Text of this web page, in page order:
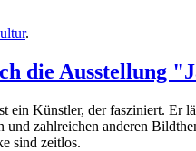
.
die Ausstellung
ein Künstler, der fasziniert. Er
und zahlreichen anderen
sind zeitlos.